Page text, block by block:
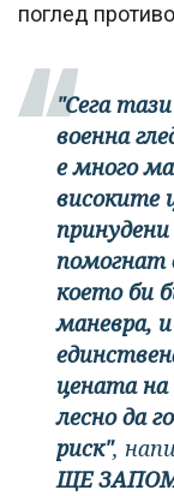
поглед
"Сега
военна
е много
високите
помогнат
което би
маневра,
цената на
лесно да
риск",
ЩЕ